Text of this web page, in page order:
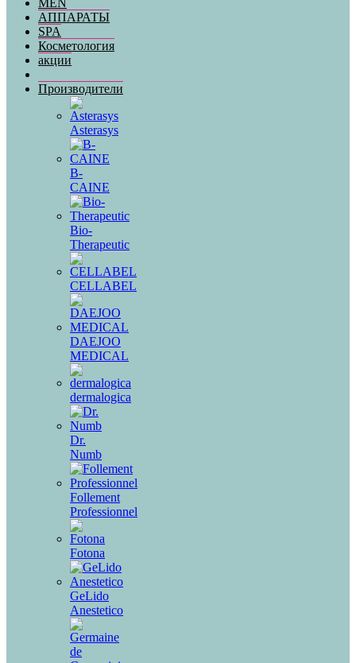
MEN
АППАРАТЫ
SPA
Косметология
акции
Производители
Asterasys
B-
CAINE
Bio-
Therapeutic
CELLABEL
DAEJOO
MEDICAL
dermalogica
Dr.
Numb
Follement
Professionnel
Fotona
GeLido
Anestetico